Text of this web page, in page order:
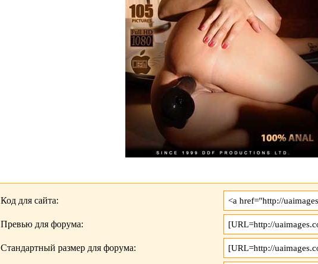
Код для сайта:
Превью для форума:
Стандартный размер для форума: